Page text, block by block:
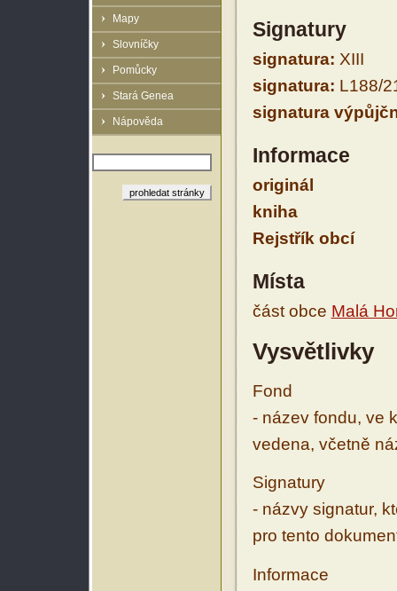
Mapy
Slovníčky
Pomůcky
Stará Genea
Nápověda
Signatury
signatura: XIII
signatura: L188/
signatura
Informace
originál
kniha
Rejstřík obcí
Místa
část obce Malá
Vysvětlivky
Fond
- název fondu, ve
vedena, včetně
Signatury
- názvy signatur,
pro tento
Informace